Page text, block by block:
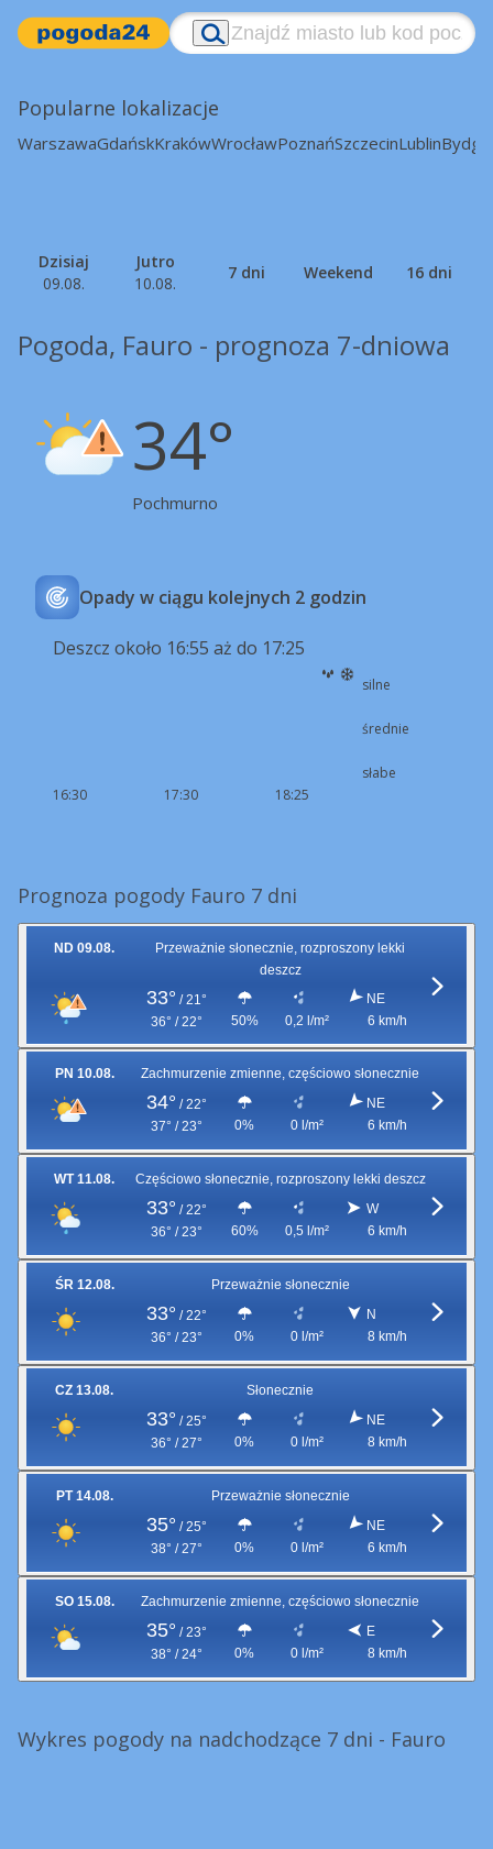
Popularne lokalizacje
WarszawaGdańskKrakówWrocławPoznańSzczecinLublin
Dzisiaj
09.08.
Jutro
10.08.
7 dni Weekend 16 dni
Pogoda, Fauro - prognoza 7-dniowa
34°
Pochmurno
Opady w ciągu kolejnych 2 godzin
Deszcz około 16:55 aż do 17:25
16:30 17:30 18:25
silne
średnie
słabe
Prognoza pogody Fauro 7 dni
ND 09.08.
Przeważnie słonecznie, rozproszony lekki
deszcz
33° / 21°
36° / 22°
50% 0,2 l/m²
NE
6 km/h
PN 10.08. Zachmurzenie zmienne, częściowo słonecznie
34° / 22°
37° / 23°
0% 0 l/m²
NE
6 km/h
WT 11.08. Częściowo słonecznie, rozproszony lekki deszcz
33° / 22°
36° / 23°
60% 0,5 l/m²
W
6 km/h
ŚR 12.08. Przeważnie słonecznie
33° / 22°
36° / 23°
0% 0 l/m²
N
8 km/h
CZ 13.08. Słonecznie
33° / 25°
36° / 27°
0% 0 l/m²
NE
8 km/h
PT 14.08. Przeważnie słonecznie
35° / 25°
38° / 27°
0% 0 l/m²
NE
6 km/h
SO 15.08. Zachmurzenie zmienne, częściowo słonecznie
35° / 23°
38° / 24°
0% 0 l/m²
E
8 km/h
Wykres pogody na nadchodzące 7 dni - Fauro